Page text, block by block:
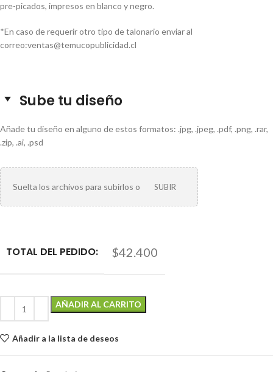
pre-picados, impresos en blanco y negro.
*En caso de requerir otro tipo de talonario enviar al
correo:ventas@temucopublicidad.cl
Sube tu diseño
Añade tu diseño en alguno de estos formatos: .jpg, .jpeg, .pdf, .png, .rar,
.zip, .ai, .psd
Suelta los archivos para subirlos o SUBIR
TOTAL DEL PEDIDO: $42.400
AÑADIR AL CARRITO
Añadir a la lista de deseos